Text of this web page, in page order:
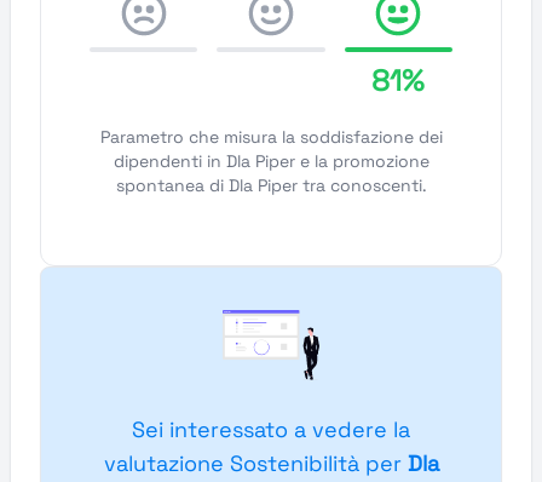
81%
Parametro che misura la soddisfazione dei
dipendenti in Dla Piper e la promozione
spontanea di Dla Piper tra conoscenti.
Sei interessato a vedere la
valutazione Sostenibilità per Dla